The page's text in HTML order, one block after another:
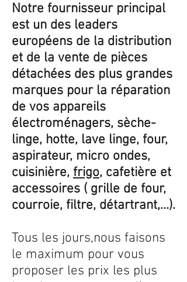
Notre fournisseur principal
est un des leaders
européens de la distribution
et de la vente de pièces
détachées des plus grandes
marques pour la réparation
de vos appareils
électroménagers, sèche-
linge, hotte, lave linge, four,
aspirateur, micro ondes,
cuisinière, frigo, cafetière et
accessoires ( grille de four,
courroie, filtre, détartrant,...).
Tous les jours,nous faisons
le maximum pour vous
proposer les prix les plus